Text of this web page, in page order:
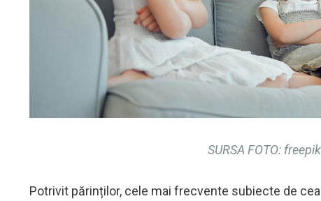
SURSA FOTO:
Potrivit părinților, cele mai frecvente subiecte de